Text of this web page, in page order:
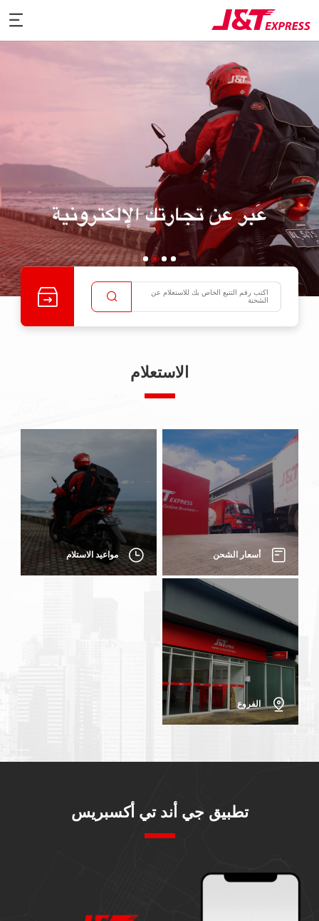
الاستعلام
أسعار الشحن مواعيد الاستلام
الفروع
تطبيق جي أند تي أكسبريس